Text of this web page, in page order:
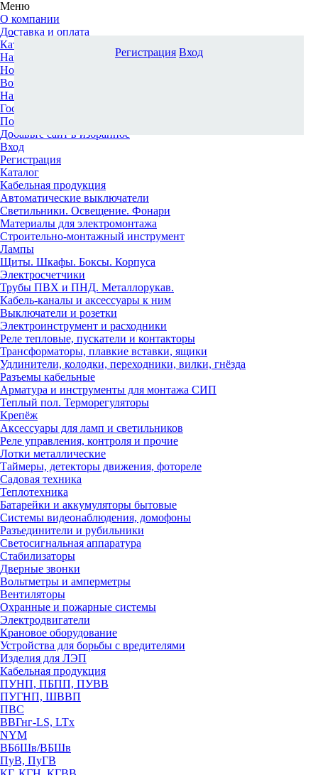
Меню
О компании
Доставка и оплата
Каталог
Наши офисы
Новости и новинки
Вопрос-ответ
Наша команда
Гос. заказчикам
Поставщикам
Добавьте сайт в избранное
Вход
Регистрация
Каталог
Кабельная продукция
Автоматические выключатели
Светильники. Освещение. Фонари
Материалы для электромонтажа
Строительно-монтажный инструмент
Лампы
Щиты. Шкафы. Боксы. Корпуса
Электросчетчики
Трубы ПВХ и ПНД. Металлорукав.
Кабель-каналы и аксессуары к ним
Выключатели и розетки
Электроинструмент и расходники
Реле тепловые, пускатели и контакторы
Трансформаторы, плавкие вставки, ящики
Удлинители, колодки, переходники, вилки, гнёзда
Разъемы кабельные
Арматура и инструменты для монтажа СИП
Теплый пол. Терморегуляторы
Крепёж
Аксессуары для ламп и светильников
Реле управления, контроля и прочие
Лотки металлические
Таймеры, детекторы движения, фотореле
Садовая техника
Теплотехника
Батарейки и аккумуляторы бытовые
Системы видеонаблюдения, домофоны
Разъединители и рубильники
Светосигнальная аппаратура
Стабилизаторы
Дверные звонки
Вольтметры и амперметры
Вентиляторы
Охранные и пожарные системы
Электродвигатели
Крановое оборудование
Устройства для борьбы с вредителями
Изделия для ЛЭП
Кабельная продукция
ПУНП, ПБПП, ПУВВ
ПУГНП, ШВВП
ПВС
ВВГнг-LS, LTx
NYM
ВБбШв/ВБШв
ПуВ, ПуГВ
Регистрация Вход